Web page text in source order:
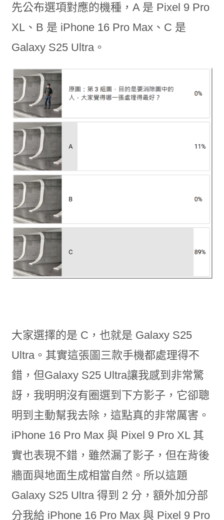
先公布選項對應的機種，A 是 Pixel 9 Pro
XL、B 是 iPhone 16 Pro Max、C 是
Galaxy S25 Ultra。
大家選擇的是 C，也就是 Galaxy S25
Ultra。其實這張圖三款手機都處理得不
錯，但Galaxy S25 Ultra讓我感到非常驚
訝，我明明沒有圈選到下方影子，它卻聰
明到主動幫我去除，這點真的非常厲害。
iPhone 16 Pro Max 與 Pixel 9 Pro XL 其
實也表現不錯，雖然漏了影子，但在背後
牆面與地面生成相當自然。所以這題
Galaxy S25 Ultra 得到 2 分，額外加分部
分我給 iPhone 16 Pro Max 與 Pixel 9 Pro